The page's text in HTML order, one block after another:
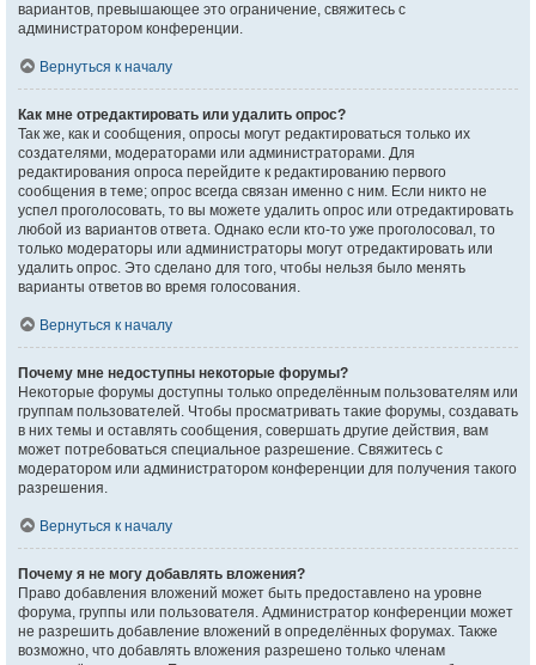
вариантов, превышающее это ограничение, свяжитесь с
администратором конференции.
Вернуться к началу
Как мне отредактировать или удалить опрос?
Так же, как и сообщения, опросы могут редактироваться только их
создателями, модераторами или администраторами. Для
редактирования опроса перейдите к редактированию первого
сообщения в теме; опрос всегда связан именно с ним. Если никто не
успел проголосовать, то вы можете удалить опрос или отредактировать
любой из вариантов ответа. Однако если кто-то уже проголосовал, то
только модераторы или администраторы могут отредактировать или
удалить опрос. Это сделано для того, чтобы нельзя было менять
варианты ответов во время голосования.
Вернуться к началу
Почему мне недоступны некоторые форумы?
Некоторые форумы доступны только определённым пользователям или
группам пользователей. Чтобы просматривать такие форумы, создавать
в них темы и оставлять сообщения, совершать другие действия, вам
может потребоваться специальное разрешение. Свяжитесь с
модератором или администратором конференции для получения такого
разрешения.
Вернуться к началу
Почему я не могу добавлять вложения?
Право добавления вложений может быть предоставлено на уровне
форума, группы или пользователя. Администратор конференции может
не разрешить добавление вложений в определённых форумах. Также
возможно, что добавлять вложения разрешено только членам